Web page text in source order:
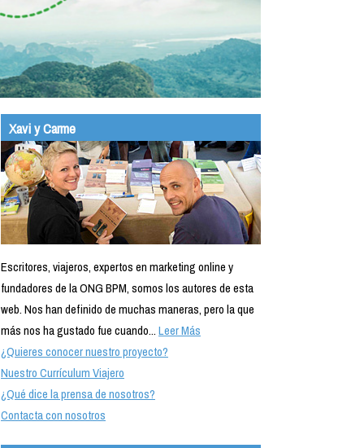
Xavi y Carme
Escritores, viajeros, expertos en marketing online y
fundadores de la ONG BPM, somos los autores de esta
web. Nos han definido de muchas maneras, pero la que
más nos ha gustado fue cuando...Leer Más
¿Quieres conocer nuestro proyecto?
Nuestro Currículum Viajero
¿Qué dice la prensa de nosotros?
Contacta con nosotros